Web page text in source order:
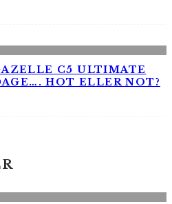
C5 ULTIMATE
HOT ELLER NOT?